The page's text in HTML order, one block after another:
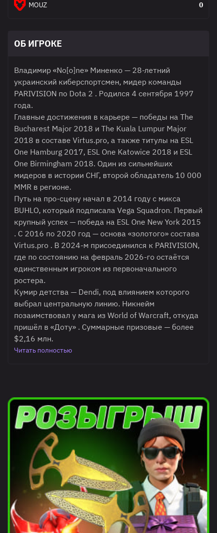
MOUZ
0
ОБ ИГРОКЕ
Владимир «No[o]ne» Миненко — 28-летний
украинский киберспортсмен, мидер команды
PARIVISION по Dota 2 . Родился 4 сентября 1997
года.
Главные достижения в карьере — победы на The
Bucharest Major 2018 и The Kuala Lumpur Major
2018 в составе Virtus.pro, а также титулы на ESL
One Hamburg 2017, ESL One Katowice 2018 и ESL
One Birmingham 2018. Один из сильнейших
мидеров в истории СНГ, второй обладатель 10 000
MMR в регионе.
Путь на про-сцену начал в 2014 году с микса
BUHLO, который подписала Vega Squadron. Первый
крупный успех — победа на ESL One New York 2015
. С 2016 по 2020 год — основа «золотого» состава
Virtus.pro . В 2024-м присоединился к PARIVISION,
где по состоянию на февраль 2026-го остаётся
единственным игроком из первоначального
ростера.
Кумир детства — Dendi, под влиянием которого
выбрал центральную линию. Никнейм
позаимствовал у мага из World of Warcraft, откуда
пришёл в «Доту» . Суммарные призовые — более
$2,16 млн.
Читать полностью